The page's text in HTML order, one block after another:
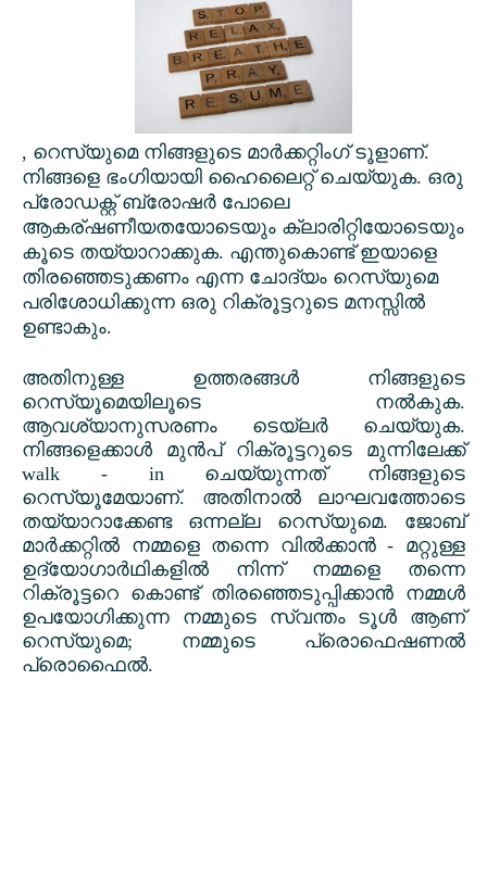
, റെസ്യുമെ നിങ്ങളുടെ മാർക്കറ്റിംഗ് ടൂളാണ്.
നിങ്ങളെ ഭംഗിയായി ഹൈലൈറ്റ് ചെയ്യുക. ഒരു
പ്രോഡക്റ്റ് ബ്രോഷർ പോലെ
ആകര്ഷണീയതയോടെയും ക്ലാരിറ്റിയോടെയും
കൂടെ തയ്യാറാക്കുക. എന്തുകൊണ്ട് ഇയാളെ
തിരഞ്ഞെടുക്കണം എന്ന ചോദ്യം റെസ്യുമെ
പരിശോധിക്കുന്ന ഒരു റിക്രൂട്ടറുടെ മനസ്സിൽ
ഉണ്ടാകും.
അതിനുള്ള ഉത്തരങ്ങൾ നിങ്ങളുടെ
റെസ്യൂമെയിലൂടെ നൽകുക.
ആവശ്യാനുസരണം ടെയ്ലർ ചെയ്യുക.
നിങ്ങളെക്കാൾ മുൻപ് റിക്രൂട്ടറുടെ മുന്നിലേക്ക്
walk - in ചെയ്യുന്നത് നിങ്ങളുടെ
റെസ്യൂമേയാണ്. അതിനാൽ ലാഘവത്തോടെ
തയ്യാറാക്കേണ്ട ഒന്നല്ല റെസ്യുമെ. ജോബ്
മാർക്കറ്റിൽ നമ്മളെ തന്നെ വിൽക്കാൻ - മറ്റുള്ള
ഉദ്യോഗാർഥികളിൽ നിന്ന് നമ്മളെ തന്നെ
റിക്രൂട്ടറെ കൊണ്ട് തിരഞ്ഞെടുപ്പിക്കാൻ നമ്മൾ
ഉപയോഗിക്കുന്ന നമ്മുടെ സ്വന്തം ടൂൾ ആണ്
റെസ്യുമെ; നമ്മുടെ പ്രൊഫെഷണൽ
പ്രൊഫൈൽ.